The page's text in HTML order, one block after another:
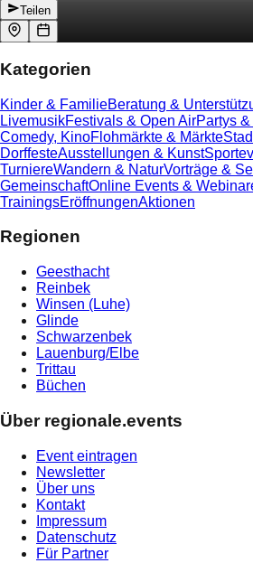
Teilen
Kategorien
Kinder & FamilieBeratung &
LivemusikFestivals & Open AirPartys
Comedy, KinoFlohmärkte & Märkte
DorffesteAusstellungen & Kunst
TurniereWandern & NaturVorträge &
GemeinschaftOnline Events &
TrainingsEröffnungenAktionen
Regionen
Geesthacht
Reinbek
Winsen (Luhe)
Glinde
Schwarzenbek
Lauenburg/Elbe
Trittau
Büchen
Über regionale.events
Event eintragen
Newsletter
Über uns
Kontakt
Impressum
Datenschutz
Für Partner